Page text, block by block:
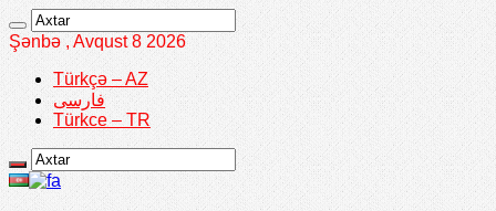
Şənbə , Avqust 8 2026
Türkçə – AZ
فارسی
Türkce – TR